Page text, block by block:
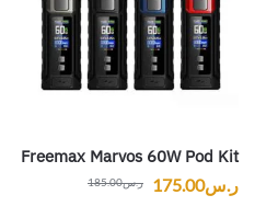
Freemax Marvos 60W Pod Kit
ر.س185.00 ر.س175.00